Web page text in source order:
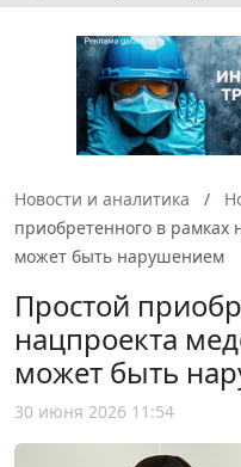
Новости и аналитика
приобретенного в рамках
может быть нарушением
Простой
нацпроекта
может быть
30 июня 2026 11:54